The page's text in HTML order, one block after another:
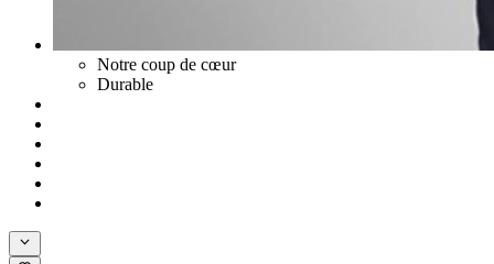
Notre coup de cœur
Durable